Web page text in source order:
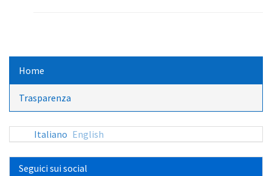
Home
Trasparenza
Italiano English
Seguici sui social